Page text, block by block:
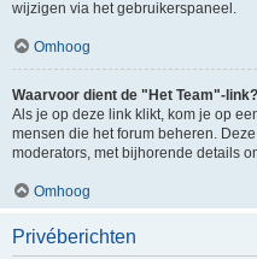
wijzigen via het gebruikerspaneel.
Omhoog
Waarvoor dient de "Het Team"-link?
Als je op deze link klikt, kom je op
mensen die het forum beheren.
moderators, met bijhorende details
Omhoog
Privéberichten